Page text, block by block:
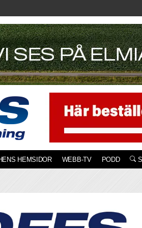
HEMSIDOR WEBB-TV PODD